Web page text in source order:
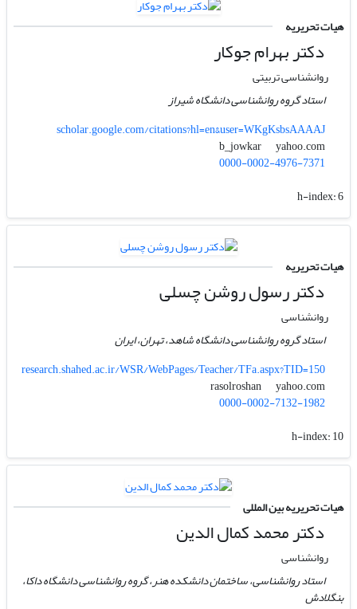
هیات تحریریه
دکتر بهرام جوکار
روانشناسی تربیتی
استاد گروه روانشناسی دانشگاه شیراز
scholar.google.com/citations?hl=en&user=WKgKsbsAAAAJ
b_jowkar
yahoo.com
0000-0002-4976-7371
h-index:6
هیات تحریریه
دکتر رسول روشن چسلی
روانشناسی
استاد گروه روانشناسی دانشگاه شاهد، تهران، ایران
research.shahed.ac.ir/WSR/WebPages/Teacher/TFa.aspx?TID=150
rasolroshan
yahoo.com
0000-0002-7132-1982
h-index:10
هیات تحریریه بین المللی
دکتر محمد کمال الدین
روانشناسی
استاد روانشناسی، ساختمان دانشکده هنر، گروه روانشناسی دانشگاه داکا،
بنگلادش